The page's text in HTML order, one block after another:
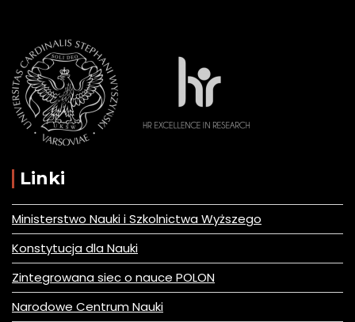
Linki
Ministerstwo Nauki i Szkolnictwa Wyższego
Konstytucja dla Nauki
Zintegrowana siec o nauce POLON
Narodowe Centrum Nauki